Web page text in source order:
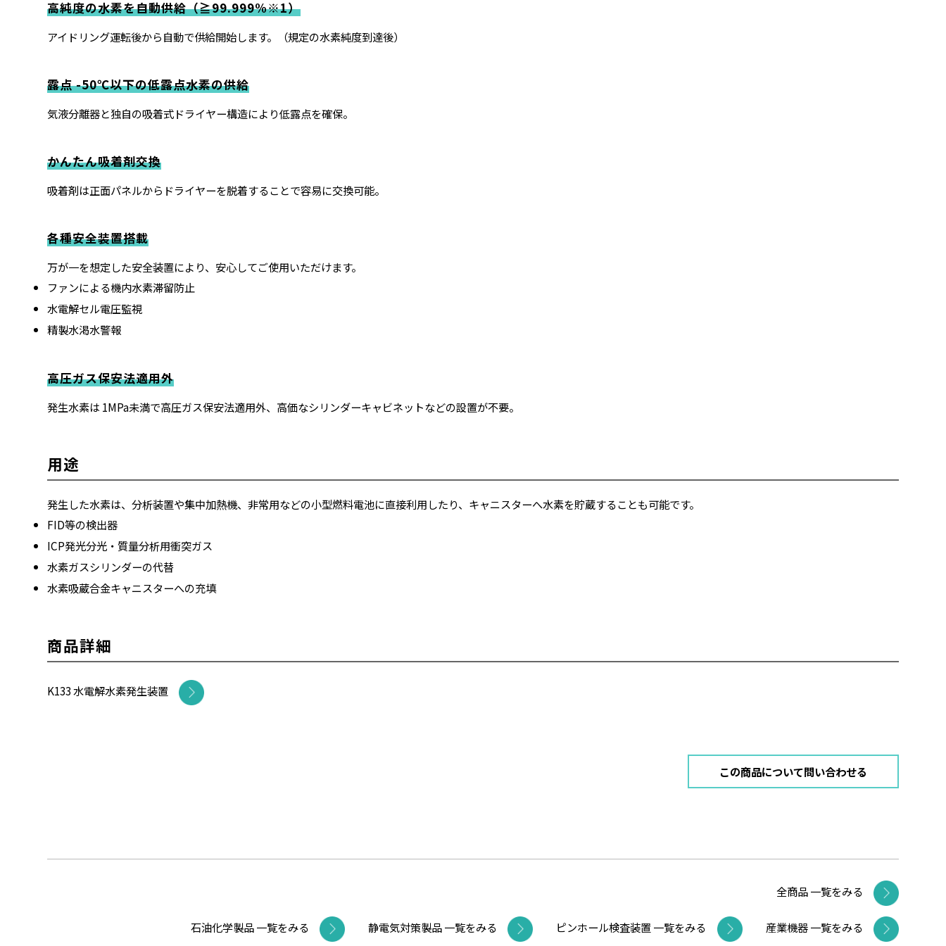
高純度の水素を自動供給（≧99.999%※1）
アイドリング運転後から自動で供給開始します。（規定の水素純度到達後）
露点 -50℃以下の低露点水素の供給
気液分離器と独自の吸着式ドライヤー構造により低露点を確保。
かんたん吸着剤交換
吸着剤は正面パネルからドライヤーを脱着することで容易に交換可能。
各種安全装置搭載
万が一を想定した安全装置により、安心してご使用いただけます。
ファンによる機内水素滞留防止
水電解セル電圧監視
精製水渇水警報
高圧ガス保安法適用外
発生水素は 1MPa未満で高圧ガス保安法適用外、高価なシリンダーキャビネットなどの設置が不要。
用途
発生した水素は、分析装置や集中加熱機、非常用などの小型燃料電池に直接利用したり、キャニスターへ水素を貯蔵することも可能です。
FID等の検出器
ICP発光分光・質量分析用衝突ガス
水素ガスシリンダーの代替
水素吸蔵合金キャニスターへの充填
商品詳細
K133 水電解水素発生装置
この商品について問い合わせる
全商品 一覧をみる
石油化学製品 一覧をみる 静電気対策製品 一覧をみる ピンホール検査装置 一覧をみる 産業機器 一覧をみる